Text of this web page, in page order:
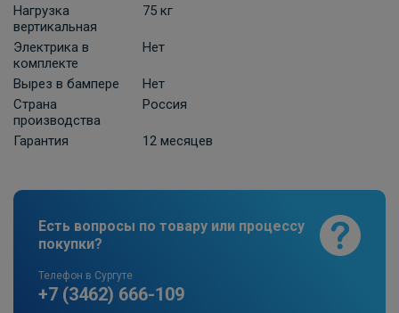
ПОД ЗАКАЗ ОТ 10 ДНЕЙ
Универсальная электрика к фаркопу
11 740 ₽
Нагрузка
вертикальная
75 кг
Электрика в
комплекте
Нет
Вырез в бампере
Нет
Страна
производства
Россия
Гарантия 12 месяцев
Есть вопросы по товару или процессу
покупки?
Телефон в Сургуте
+7 (3462) 666-109